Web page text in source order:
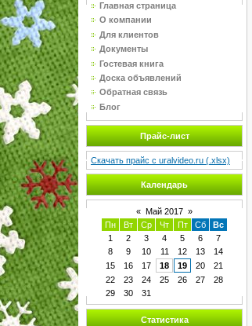
Главная страница
О компании
Для клиентов
Документы
Гостевая книга
Доска объявлений
Обратная связь
Блог
Прайс-лист
Скачать прайс с uralvideo.ru (.xlsx)
Календарь
« Май 2017 »
Пн
Вт Ср Чт Пт Сб
Вс
1
2 3 4 5 6
7
8
9 10 11 12 13
14
15
16 17 18 19 20
21
22
23 24 25 26 27
28
29
30 31
Статистика